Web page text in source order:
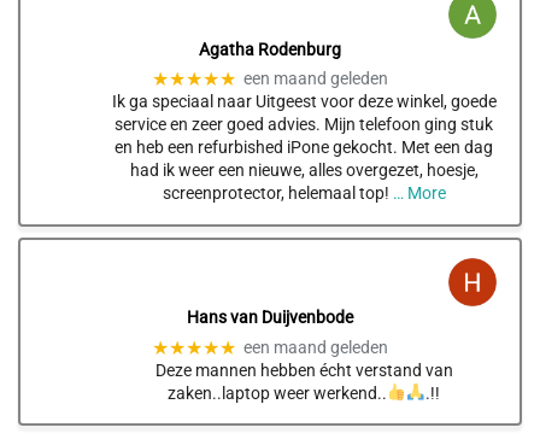
Agatha Rodenburg
★★★★★ een maand geleden
Ik ga speciaal naar Uitgeest voor deze winkel, goede
service en zeer goed advies. Mijn telefoon ging stuk
en heb een refurbished iPone gekocht. Met een dag
had ik weer een nieuwe, alles overgezet, hoesje,
screenprotector, helemaal top! … More
Hans van Duijvenbode
★★★★★ een maand geleden
Deze mannen hebben écht verstand van
zaken..laptop weer werkend..
.!!